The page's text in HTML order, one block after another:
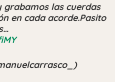
grabamos las cuerdas
en cada acorde.Pasito